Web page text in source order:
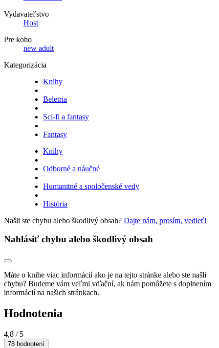
Vydavateľstvo
Host
Pre koho
new adult
Kategorizácia
Knihy
Beletria
Sci-fi a fantasy
Fantasy
Knihy
Odborné a náučné
Humanitné a spoločenské vedy
História
Našli ste chybu alebo škodlivý obsah? Dajte nám, prosím, vedieť!
Nahlásiť chybu alebo škodlivý obsah
Máte o knihe viac informácií ako je na tejto stránke alebo ste našli
chybu? Budeme vám veľmi vďační, ak nám pomôžete s doplnením
informácií na našich stránkach.
Hodnotenia
4,8 / 5
78 hodnotení